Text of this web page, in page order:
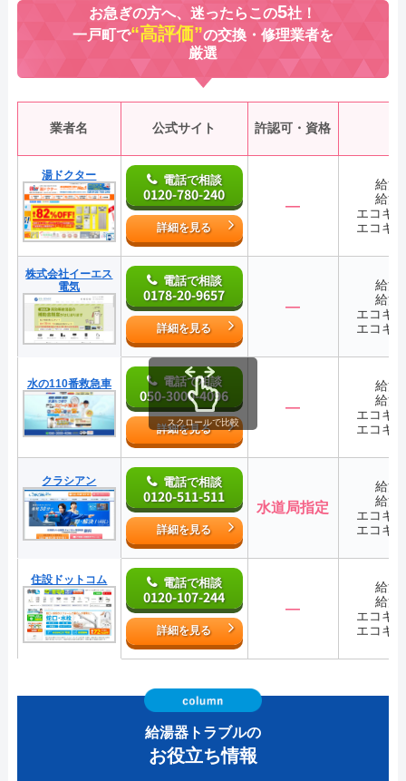
お急ぎの方へ、迷ったらこの5社！
一戸町で“高評価”の交換・修理業者を
厳選
業者名 公式サイト 許認可・資格
湯ドクター 電話で相談
0120-780-240
詳細を見る
―
給湯
給湯
エコキ
エコキ
株式会社イーエス
電気
電話で相談
0178-20-9657
詳細を見る
―
給湯
給湯
エコキ
エコキ
水の110番救急車 電話で相談
050-3000-4096
詳細を見る
―
給湯
給湯
エコキ
エコキ
クラシアン 電話で相談
0120-511-511
詳細を見る
水道局指定
給湯
給湯
エコキ
エコキ
住設ドットコム 電話で相談
0120-107-244
詳細を見る
―
給湯
給湯
エコキ
エコキ
スクロールで比較
給湯器トラブルの
お役立ち情報